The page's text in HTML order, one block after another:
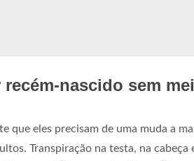
recém-nascido sem
que eles precisam de uma muda a
Transpiração na testa, na cabeça